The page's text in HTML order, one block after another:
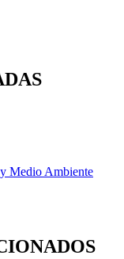
Medio Ambiente